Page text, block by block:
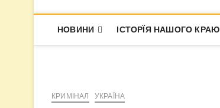
НОВИНИ ІСТОРЇЯ НАШОГО КРАЮ
КРИМІНАЛ УКРАЇНА